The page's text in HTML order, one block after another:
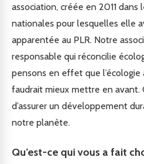
association, créée en 2011 dans
nationales pour lesquelles elle
apparentée au PLR. Notre
responsable qui réconcilie
pensons en effet que l’écologie
faudrait mieux mettre en avant.
d’assurer un développement
notre planète.
Qu’est-ce qui vous a fait